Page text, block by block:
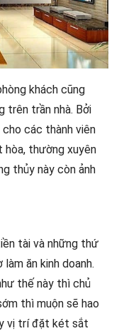
khách cũng
trên trần nhà. Bởi
các thành viên
hòa, thường xuyên
thủy này còn ảnh
tài và những thứ
ăn kinh doanh.
thế này thì chủ
thì muộn sẽ hao
vị trí đặt két sắt